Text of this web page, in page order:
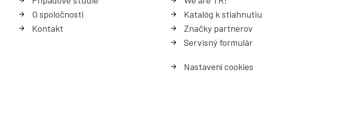
O spoločnosti
Kontakt
Katalóg k stiahnutiu
Značky partnerov
Servisný formulár
Nastavení cookies